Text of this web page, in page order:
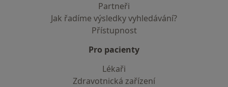
Partneři
Jak řadíme výsledky vyhledávání?
Přístupnost
Pro pacienty
Lékaři
Zdravotnická zařízení